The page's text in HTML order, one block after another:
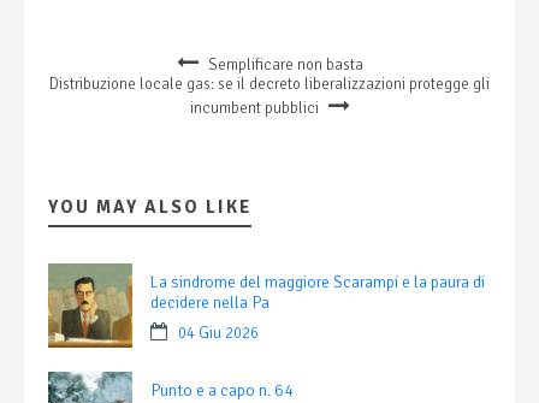
Semplificare non basta
Distribuzione locale gas: se il decreto liberalizzazioni protegge gli
incumbent pubblici
YOU MAY ALSO LIKE
La sindrome del maggiore Scarampi e la paura di
decidere nella Pa
04 Giu 2026
Punto e a capo n. 64